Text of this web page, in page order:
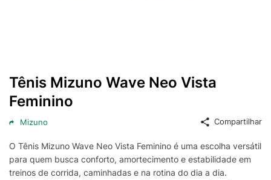
Tênis Mizuno Wave Neo Vista
Feminino
Mizuno Compartilhar
O Tênis Mizuno Wave Neo Vista Feminino é uma escolha versátil
para quem busca conforto, amortecimento e estabilidade em
treinos de corrida, caminhadas e na rotina do dia a dia.